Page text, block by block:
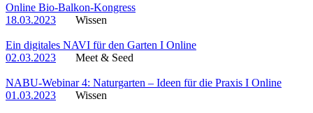
Online Bio-Balkon-Kongress
18.03.2023
Wissen
Ein digitales NAVI für den Garten I Online
02.03.2023
Meet & Seed
NABU-Webinar 4: Naturgarten – Ideen für die Praxis I Online
01.03.2023
Wissen